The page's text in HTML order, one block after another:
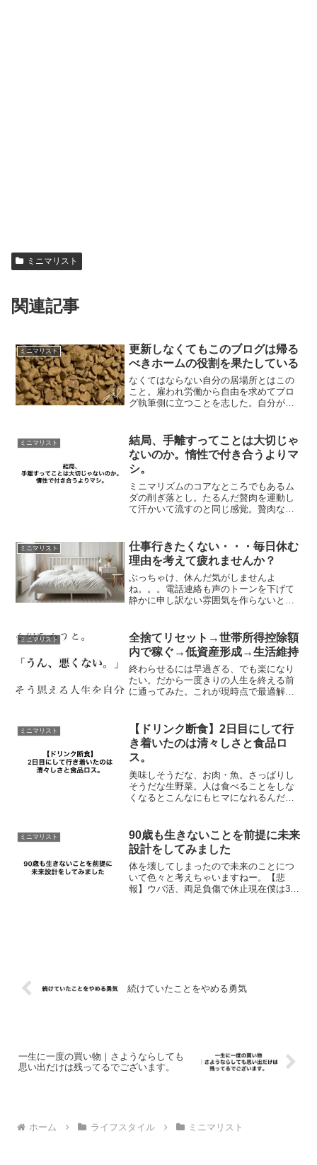
ミニマリスト
関連記事
ミニマリスト
更新しなくてもこのブログは帰る
べきホームの役割を果たしている
なくてはならない自分の居場所とはこの
こと。雇われ労働から自由を求めてブロ
グ執筆側に立つことを志した。自分が書
グ。まずは収益化をゴールに始めたはず
なのにルート変更しまくり...
ミニマリスト
結局、手離すってことは大切じゃ
ないのか。惰性で付き合うよりマ
シ。
ミニマリズムのコアなところでもあるム
ダの削ぎ落とし。たるんだ贅肉を運動し
て汗かいて流すのと同じ感覚。贅肉なん
ぐらだったロン毛の20歳の自分。身体の
異変に気付いて良かった...
ミニマリスト
仕事行きたくない・・・毎日休む
理由を考えて疲れませんか？
ぶっちゃけ、休んだ気がしませんよ
ね。。。電話連絡も声のトーンを下げて
静かに申し訳ない雰囲気を作らないとい
も形だけでも体調不良を伝えればその場
しのぎでは使いやすいかもです...
ミニマリスト
全捨てリセット→世帯所得控除額
内で稼ぐ→低資産形成→生活維持
終わらせるには早過ぎる、でも楽になり
たい。だから一度きりの人生を終える前
に通ってみた。これが現時点で最適解と
ト。自分の本音と向き合わずに始めたよ
うな動機からの行動やお金...
ミニマリスト
【ドリンク断食】2日目にして行
き着いたのは清々しさと食品ロ
ス。
美味しそうだな、お肉・魚。さっぱりし
そうだな生野菜。人は食べることをしな
くなるとこんなにもヒマになれるんだな
期限切れや規格外という理由で食品が廃
棄されてしまうことが本当...
ミニマリスト
90歳も生きないことを前提に未来
設計をしてみました
体を壊してしまったので未来のことにつ
いて色々と考えちゃいますねー。【悲
報】ウバ活、両足負傷で休止現在僕は32
続けていたことをやめる勇気
一生に一度の買い物｜さようならしても
思い出だけは残ってるでございます。
ホーム ライフスタイル ミニマリスト